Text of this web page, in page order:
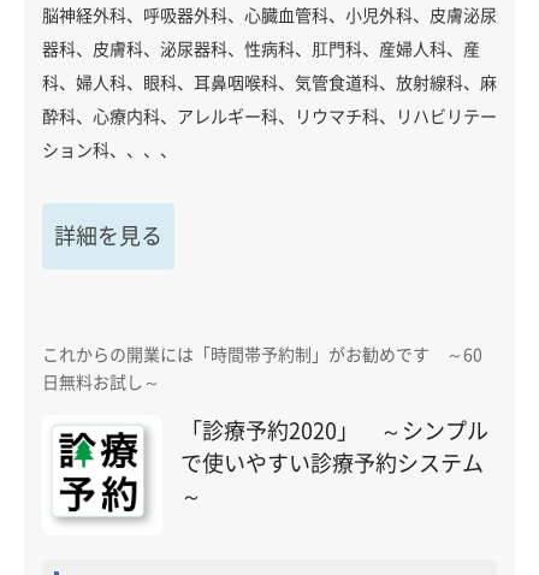
脳神経外科、呼吸器外科、心臓血管科、小児外科、皮膚泌尿
器科、皮膚科、泌尿器科、性病科、肛門科、産婦人科、産
科、婦人科、眼科、耳鼻咽喉科、気管食道科、放射線科、麻
酔科、心療内科、アレルギー科、リウマチ科、リハビリテー
ション科、、、、
詳細を見る
これからの開業には「時間帯予約制」がお勧めです ～60
日無料お試し～
「診療予約2020」 ～シンプル
で使いやすい診療予約システム
～